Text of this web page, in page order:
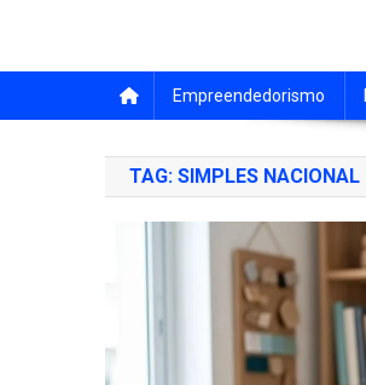
Empreendedorismo
TAG: SIMPLES NACIONAL